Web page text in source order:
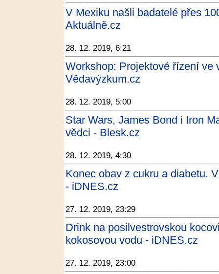
V Mexiku našli badatelé přes
Aktuálně.cz
28. 12. 2019, 6:21
Workshop: Projektové řízení ve
Vědavýzkum.cz
28. 12. 2019, 5:00
Star Wars, James Bond i Iron
vědci - Blesk.cz
28. 12. 2019, 4:30
Konec obav z cukru a diabetu.
- iDNES.cz
27. 12. 2019, 23:29
Drink na posilvestrovskou
kokosovou vodu - iDNES.cz
27. 12. 2019, 23:00